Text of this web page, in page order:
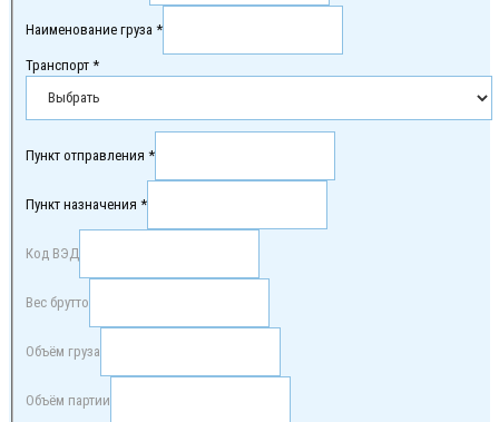
Наименование груза *
Транспорт *
Пункт отправления *
Пункт назначения *
Код ВЭД
Вес брутто
Объём груза
Объём партии